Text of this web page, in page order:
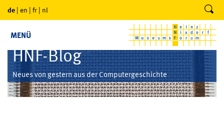
de | en | fr | nl
MENÜ
HNF-Blog
Neues von gestern aus der Computergeschichte